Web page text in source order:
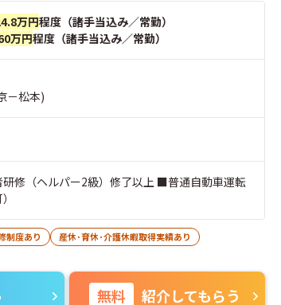
万円程度（諸手当込み／常勤）
万円程度（諸手当込み／常勤）
－松本)
修（ヘルパー2級）修了以上 ■普通自動車運転
制度あり
産休･育休･介護休暇取得実績あり
無料 紹介してもらう